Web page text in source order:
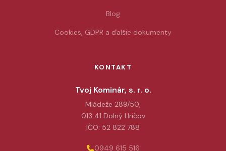
Blog
Cookies, GDPR a ďalšie dokumenty
KONTAKT
Tvoj Kominár, s. r. o.
Mládeže 289/50,
013 41 Dolný Hričov
IČO: 52 822 788
0949 615 516